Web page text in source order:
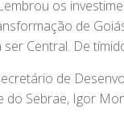
os
de
Central. De
de
do Sebrae, Igor